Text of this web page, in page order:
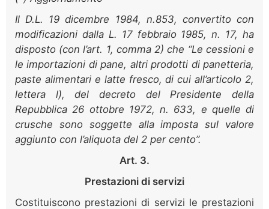
Il D.L. 19 dicembre 1984, n.853, convertito con
modificazioni dalla L. 17 febbraio 1985, n. 17, ha
disposto (con l’art. 1, comma 2) che “Le cessioni e
le importazioni di pane, altri prodotti di panetteria,
paste alimentari e latte fresco, di cui all’articolo 2,
lettera l), del decreto del Presidente della
Repubblica 26 ottobre 1972, n. 633, e quelle di
crusche sono soggette alla imposta sul valore
aggiunto con l’aliquota del 2 per cento”.
Art. 3.
Prestazioni di servizi
Costituiscono prestazioni di servizi le prestazioni